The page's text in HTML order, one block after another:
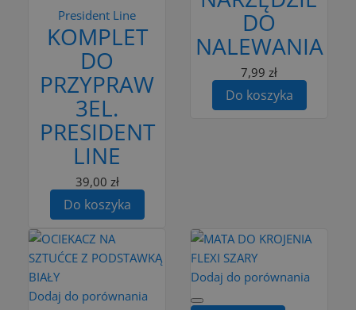
President Line
KOMPLET
DO
PRZYPRAW
3EL.
PRESIDENT
LINE
39,00 zł
Do koszyka
DO
NALEWANIA
7,99 zł
Do koszyka
Dodaj do porównania
Dodaj do porównania